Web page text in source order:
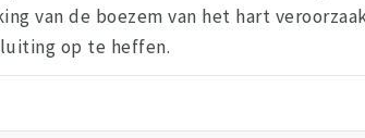
van de boezem van het hart
op te heffen.